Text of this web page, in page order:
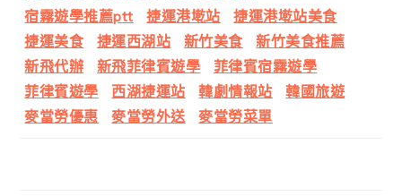
宿霧遊學推薦ptt
捷運港墘站
捷運港墘站美食
捷運美食
捷運西湖站 新竹美食
新竹美食推薦
新飛代辦
新飛菲律賓遊學
菲律賓宿霧遊學
菲律賓遊學
西湖捷運站 韓劇情報站
韓國旅遊
麥當勞優惠
麥當勞外送 麥當勞菜單